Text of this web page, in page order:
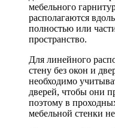
мебельного
располагаются
полностью или
пространство.
Для линейного
стену без окон и
необходимо
дверей, чтобы они
поэтому в
мебельной стенки